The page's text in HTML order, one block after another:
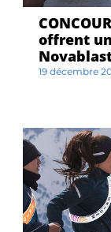
offrent
19 décembre